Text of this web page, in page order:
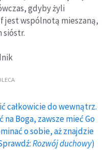
gdyby żyli
jest wspólnotą mieszaną,
sióstr.
całkowicie do wewnątrz.
Boga, zawsze mieć Go
o sobie, aż znajdzie
Rozwój duchowy)